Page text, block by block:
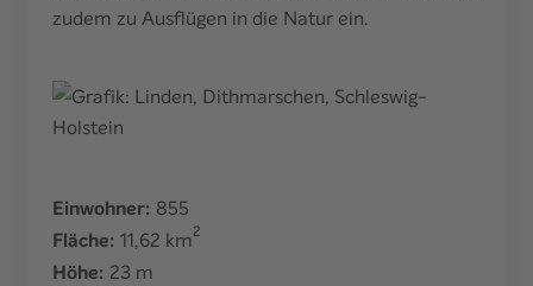
zudem zu Ausflügen in die Natur ein.
Einwohner: 855
Fläche: 11,62 km2
Höhe: 23 m